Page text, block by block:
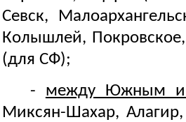
Севск,
Колышлей,
(для СФ);
- между Южным и
Миксян-Шахар,